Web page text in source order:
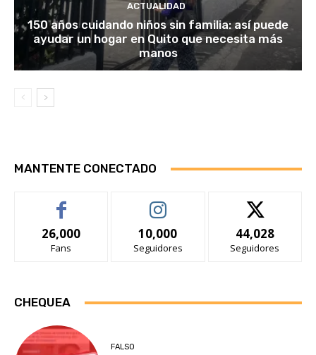
ACTUALIDAD
150 años cuidando niños sin familia: así puede
ayudar un hogar en Quito que necesita más
manos
MANTENTE CONECTADO
26,000
Fans
10,000
Seguidores
44,028
Seguidores
CHEQUEA
FALSO